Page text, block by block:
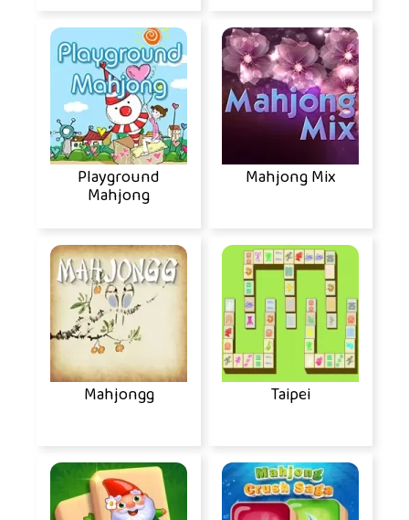
Playground
Mahjong
Mahjong Mix
Mahjongg Taipei